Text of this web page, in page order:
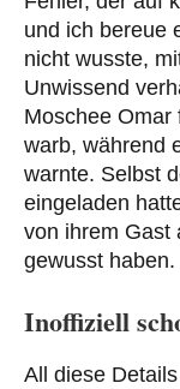
und ich bereue
nicht wusste,
Unwissend
Moschee Omar
warb, während
warnte. Selbst
eingeladen
von ihrem Gast
gewusst haben.
Inoffiziell
All diese